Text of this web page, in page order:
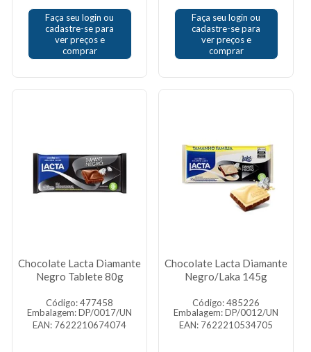
Faça seu login ou
cadastre-se para
ver preços e
comprar
Faça seu login ou
cadastre-se para
ver preços e
comprar
Chocolate Lacta Diamante
Negro Tablete 80g
Código: 477458
Embalagem: DP/0017/UN
EAN: 7622210674074
Chocolate Lacta Diamante
Negro/Laka 145g
Código: 485226
Embalagem: DP/0012/UN
EAN: 7622210534705